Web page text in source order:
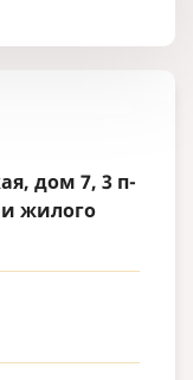
дом 7, 3 п-
жилого